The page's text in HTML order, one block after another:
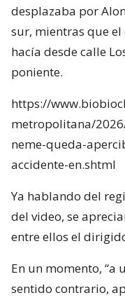
desplazaba por
sur, mientras que
hacía desde calle
poniente.
https://
metropolitana/
neme-queda-
accidente-en.shtml
Ya hablando del
del video, se
entre ellos el
En un momento, “a
sentido contrario,